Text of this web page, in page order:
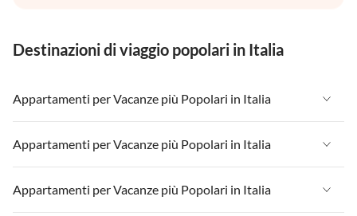
Destinazioni di viaggio popolari in Italia
Appartamenti per Vacanze più Popolari in Italia
Appartamenti per Vacanze in Italia
Appartamenti per Vacanze in Liguria
Appartamenti per Vacanze in Lombardia
Appartamenti per Vacanze più Popolari in Italia
Appartamenti per Vacanze in Italia
Appartamenti per Vacanze più Popolari in Italia